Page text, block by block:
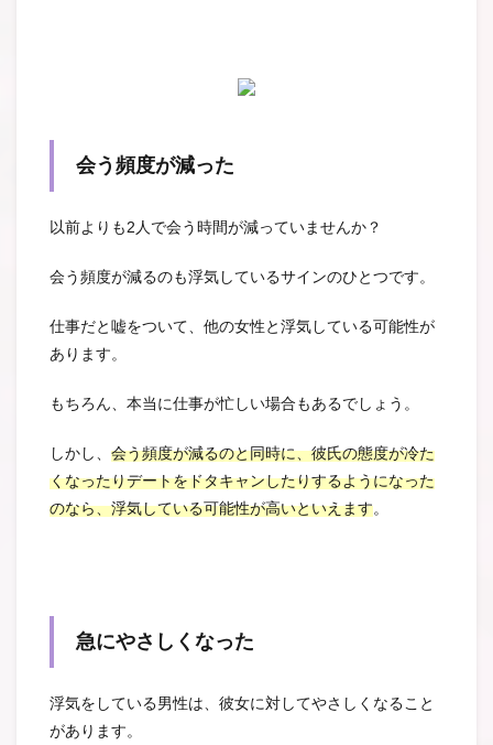
会う頻度が減った
以前よりも2人で会う時間が減っていませんか？
会う頻度が減るのも浮気しているサインのひとつです。
仕事だと嘘をついて、他の女性と浮気している可能性が
あります。
もちろん、本当に仕事が忙しい場合もあるでしょう。
しかし、 会う頻度が減るのと同時に、彼氏の態度が冷た
くなったりデートをドタキャンしたりするようになった
のなら、浮気している可能性が高いといえます。
急にやさしくなった
浮気をしている男性は、彼女に対してやさしくなること
があります。